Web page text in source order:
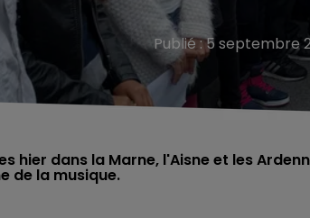
Publié : 5 septembre
hier dans la Marne, l'Aisne et les
de la musique.